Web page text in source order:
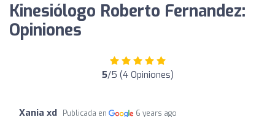
Kinesiólogo Roberto Fernandez:
Opiniones
5/5 (4 Opiniones)
Xania xd Publicada en 6 years ago